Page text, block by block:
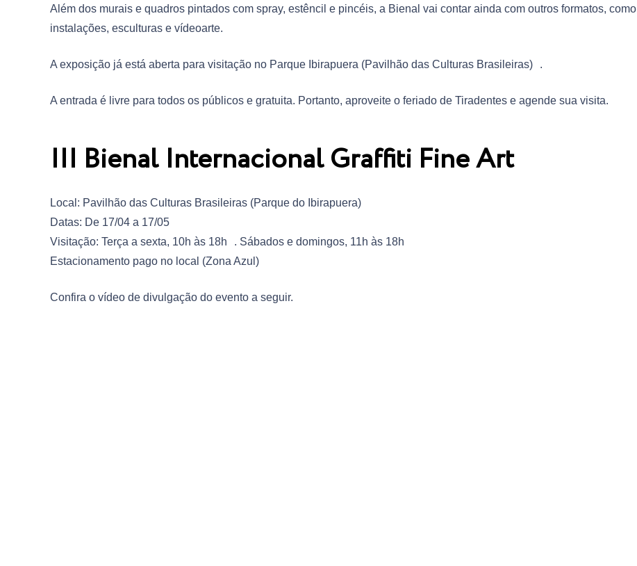
Além dos murais e quadros pintados com spray, estêncil e pincéis, a Bienal vai contar ainda com outros formatos, como
instalações, esculturas e vídeoarte.
A exposição já está aberta para visitação no Parque Ibirapuera (Pavilhão das Culturas Brasileiras) .
A entrada é livre para todos os públicos e gratuita. Portanto, aproveite o feriado de Tiradentes e agende sua visita.
III Bienal Internacional Graffiti Fine Art
Local: Pavilhão das Culturas Brasileiras (Parque do Ibirapuera)
Datas: De 17/04 a 17/05
Visitação: Terça a sexta, 10h às 18h . Sábados e domingos, 11h às 18h
Estacionamento pago no local (Zona Azul)
Confira o vídeo de divulgação do evento a seguir.